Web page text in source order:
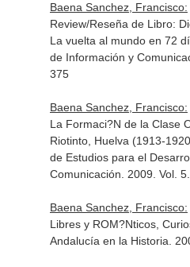
Baena Sanchez, Francisco:
Review/Reseña de Libro:
La vuelta al mundo en 72
de Información y
375
Baena Sanchez, Francisco:
La Formaci?N de la Clase
Riotinto, Huelva (1913-
de Estudios para el
Comunicación . 2009. Vol.
Baena Sanchez, Francisco:
Libres y ROM?Nticos,
Andalucía en la Historia .